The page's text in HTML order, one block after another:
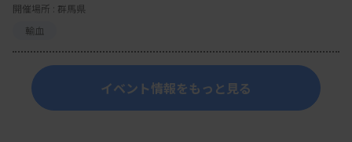
開催場所 : 群馬県
輸血
イベント情報をもっと見る